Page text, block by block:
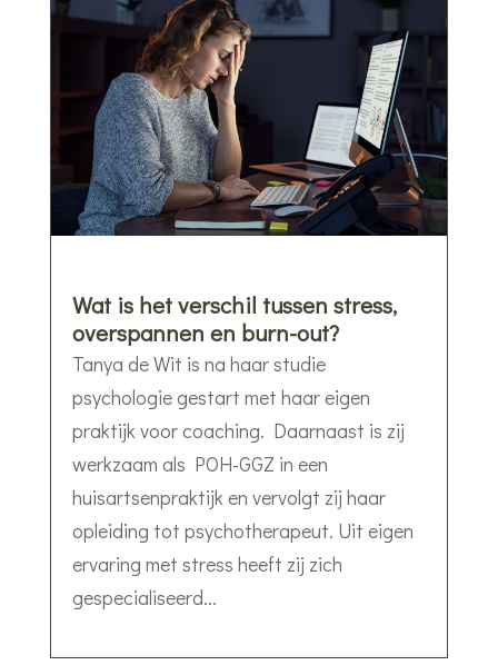
Wat is het verschil tussen stress,
overspannen en burn-out?
Tanya de Wit is na haar studie
psychologie gestart met haar eigen
praktijk voor coaching. Daarnaast is zij
werkzaam als POH-GGZ in een
huisartsenpraktijk en vervolgt zij haar
opleiding tot psychotherapeut. Uit eigen
ervaring met stress heeft zij zich
gespecialiseerd...